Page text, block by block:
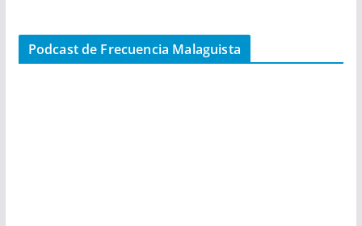
Podcast de Frecuencia Malaguista